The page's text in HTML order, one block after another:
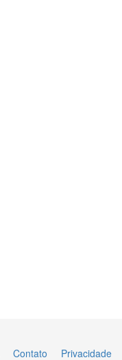
Contato Privacidade